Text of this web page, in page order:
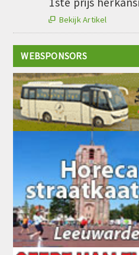
 Bekijk Artikel
WEBSPONSORS